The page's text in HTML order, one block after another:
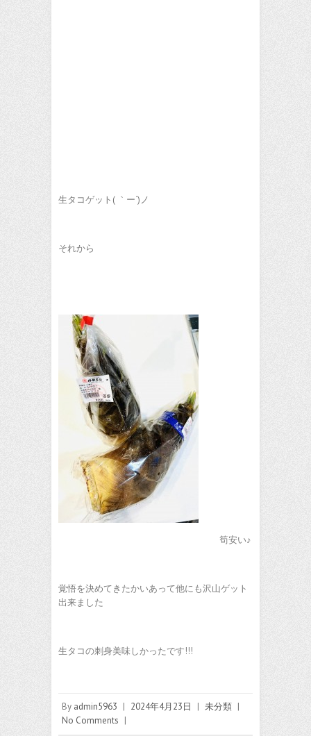
生タコゲット( ｀ー´)ノ
それから
筍安い♪
覚悟を決めてきたかいあって他にも沢山ゲット
出来ました
生タコの刺身美味しかったです!!!
By admin5963 | 2024年4月23日 | 未分類 |
No Comments |